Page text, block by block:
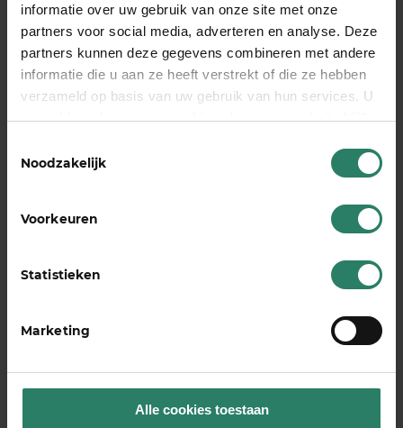
informatie over uw gebruik van onze site met onze
partners voor social media, adverteren en analyse. Deze
partners kunnen deze gegevens combineren met andere
informatie die u aan ze heeft verstrekt of die ze hebben
verzameld op basis van uw gebruik van hun services. U
gaat akkoord met onze cookies als u onze website blijft
Noodzakelijk
Voorkeuren
Statistieken
Marketing
Alle cookies toestaan
controleert dit via je jaaraangifte en beëindigt de
regeling automatisch. Vanaf dat moment word je
gewoon btw-plichtig.
Het kan ook strategisch verstandig zijn om
vrijwillig te stoppen met de regeling, zelfs als je
geval wanneer:
Je verwacht snel boven de € 20.000 omzet uit
te komen
Als je stopt met de regeling, kun je niet zomaar
terug. Je moet minimaal twee jaar wachten
kleineondernemersregeling. Denk dus goed na